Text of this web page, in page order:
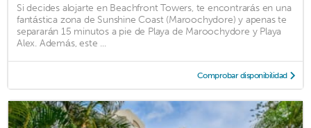
Si decides alojarte en Beachfront Towers, te encontrarás en una
fantástica zona de Sunshine Coast (Maroochydore) y apenas te
separarán 15 minutos a pie de Playa de Maroochydore y Playa
Alex. Además, este ...
Comprobar disponibilidad